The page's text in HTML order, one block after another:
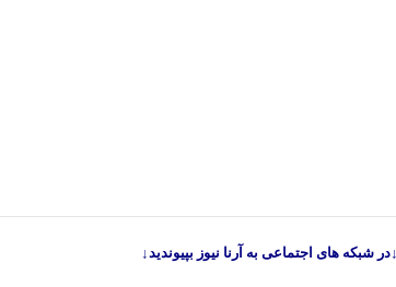
↓در شبکه های اجتماعی به آرنا نیوز بپیوندید↓